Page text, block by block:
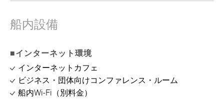
船内設備
■インターネット環境
インターネットカフェ
ビジネス・団体向けコンファレンス・ルーム
船内Wi-Fi（別料金）